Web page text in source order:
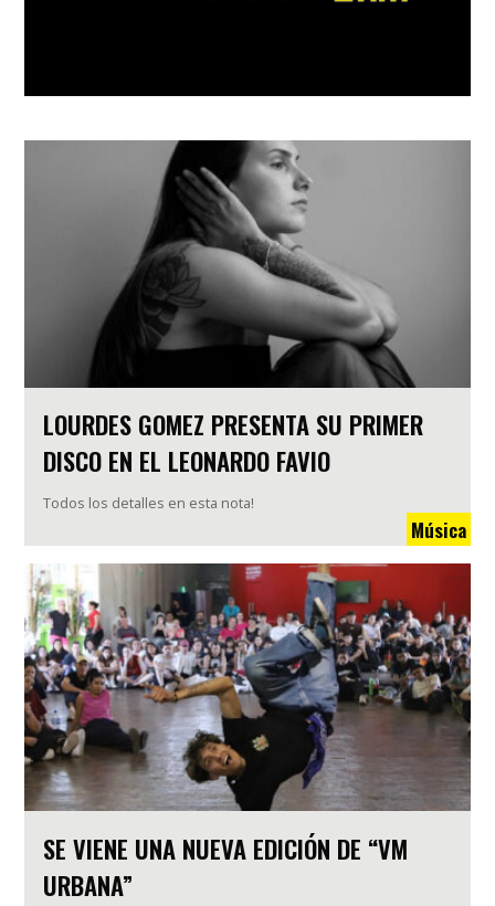
LOURDES GOMEZ PRESENTA SU PRIMER
DISCO EN EL LEONARDO FAVIO
Todos los detalles en esta nota!
Música
SE VIENE UNA NUEVA EDICIÓN DE “VM
URBANA”